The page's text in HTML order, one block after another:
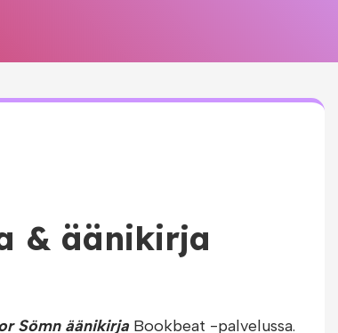
& äänikirja
Sömn äänikirja Bookbeat -palvelussa.